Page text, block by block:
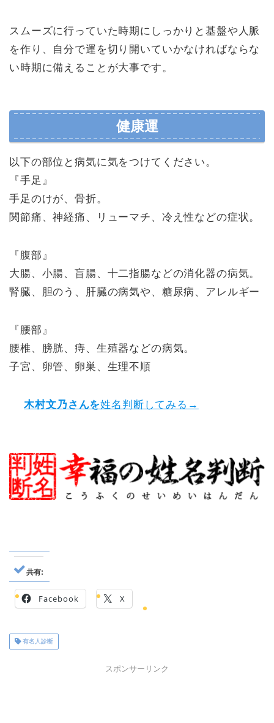
スムーズに行っていた時期にしっかりと基盤や人脈
を作り、自分で運を切り開いていかなければならな
い時期に備えることが大事です。
健康運
以下の部位と病気に気をつけてください。
『手足』
手足のけが、骨折。
関節痛、神経痛、リューマチ、冷え性などの症状。
『腹部』
大腸、小腸、盲腸、十二指腸などの消化器の病気。
腎臓、胆のう、肝臓の病気や、糖尿病、アレルギー
『腰部』
腰椎、膀胱、痔、生殖器などの病気。
子宮、卵管、卵巣、生理不順
木村文乃さんを姓名判断してみる→
共有:
Facebook X
有名人診断
スポンサーリンク